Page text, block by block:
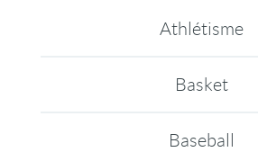
Athlétisme
Basket
Baseball